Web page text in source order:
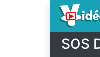
SOS